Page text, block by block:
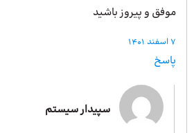
موفق و پیروز باشید
7 اسفند 1401
پاسخ
سپیدار سیستم